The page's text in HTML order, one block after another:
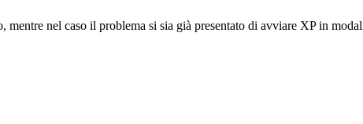
nel caso il problema si sia già presentato di avviare XP in